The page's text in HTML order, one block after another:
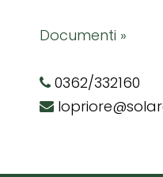
Documenti »
0362/332160